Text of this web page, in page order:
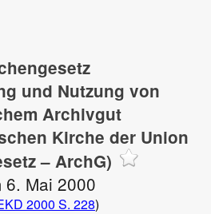
und Nutzung von
Archivgut
Kirche der Union
– ArchG)
6. Mai 2000
2000 S. 228)